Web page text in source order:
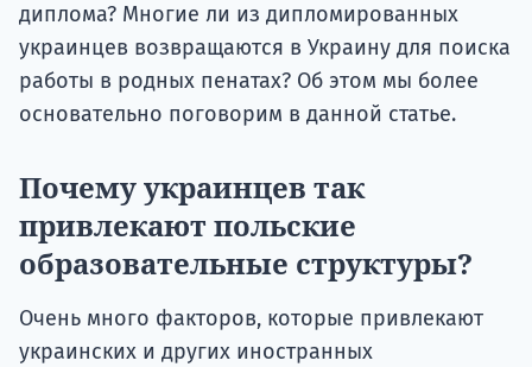
диплома? Многие ли из дипломированных
украинцев возвращаются в Украину для поиска
работы в родных пенатах? Об этом мы более
основательно поговорим в данной статье.
Почему украинцев так
привлекают польские
образовательные структуры?
Очень много факторов, которые привлекают
украинских и других иностранных